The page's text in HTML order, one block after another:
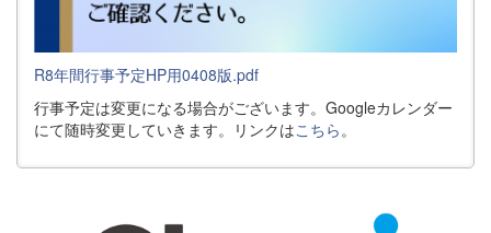
R8年間行事予定HP用0408版.pdf
行事予定は変更になる場合がございます。Googleカレンダー
にて随時変更していきます。リンクはこちら 。